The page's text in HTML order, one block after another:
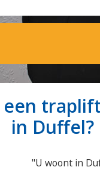
in Duffel?
"U woont in